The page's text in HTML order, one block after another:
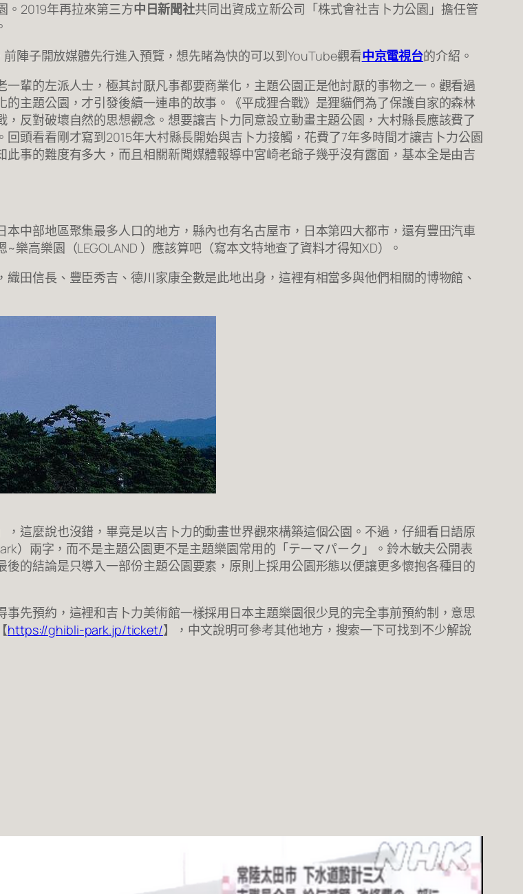
。2019年再拉來第三方中日新聞社共同出資成立新公司「株式會社吉卜力公園」擔任管
陣子開放媒體先行進入預覽，想先睹為快的可以到YouTube觀看中京電視台的介紹。
輩的左派人士，極其討厭凡事都要商業化，主題公園正是他討厭的事物之一。觀看過
主題公園，才引發後續一連串的故事。《平成狸合戰》是狸貓們為了保護自家的森林
反對破壞自然的思想觀念。想要讓吉卜力同意設立動畫主題公園，大村縣長應該費了
頭看看剛才寫到2015年大村縣長開始與吉卜力接觸，花費了7年多時間才讓吉卜力公園
事的難度有多大，而且相關新聞媒體報導中宮崎老爺子幾乎沒有露面，基本全是由吉
中部地區聚集最多人口的地方，縣內也有名古屋市，日本第四大都市，還有豐田汽車
高樂園（LEGOLAND ）應該算吧（寫本文特地查了資料才得知XD）。
田信長、豐臣秀吉、德川家康全數是此地出身，這裡有相當多與他們相關的博物館、
這麼說也沒錯，畢竟是以吉卜力的動畫世界觀來構築這個公園。不過，仔細看日語原
）兩字，而不是主題公園更不是主題樂園常用的「テーマパーク」。鈴木敏夫公開表
的結論是只導入一部份主題公園要素，原則上採用公園形態以便讓更多懷抱各種目的
先預約，這裡和吉卜力美術館一樣採用日本主題樂園很少見的完全事前預約制，意思
https://ghibli-park.jp/ticket/】，中文說明可參考其他地方，搜索一下可找到不少解說